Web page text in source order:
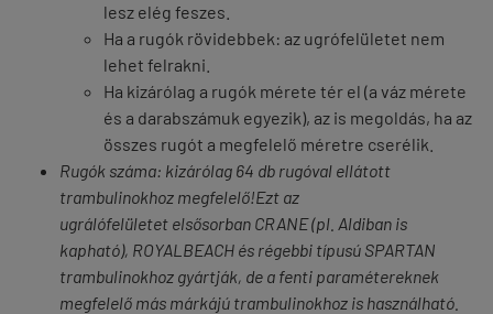
lesz elég feszes.
Ha a rugók rövidebbek: az ugrófelületet nem
lehet felrakni.
Ha kizárólag a rugók mérete tér el (a váz mérete
és a darabszámuk egyezik), az is megoldás, ha az
összes rugót a megfelelő méretre cserélik.
Rugók száma: kizárólag 64 db rugóval ellátott
trambulinokhoz megfelelő!Ezt az
ugrálófelületet elsősorban CRANE(pl. Aldiban is
kapható), ROYALBEACH és régebbi típusú SPARTAN
trambulinokhoz gyártják, de a fenti paramétereknek
megfelelő más márkájú trambulinokhoz is használható.